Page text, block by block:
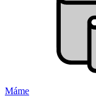
Máme